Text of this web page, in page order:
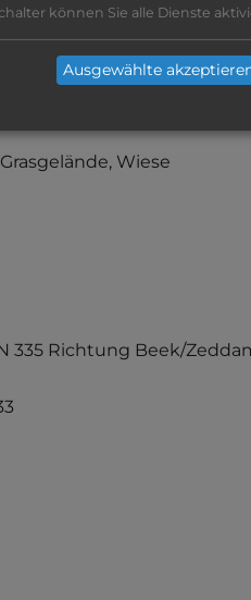
vorhanden
Grasgelände, Wiese
335 Richtung Beek/
können Sie alle Dienste
Ausgewählte